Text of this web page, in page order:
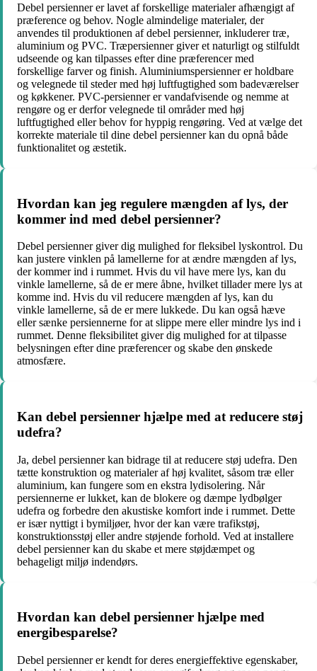
Debel persienner er lavet af forskellige materialer afhængigt af
præference og behov. Nogle almindelige materialer, der
anvendes til produktionen af debel persienner, inkluderer træ,
aluminium og PVC. Træpersienner giver et naturligt og stilfuldt
udseende og kan tilpasses efter dine præferencer med
forskellige farver og finish. Aluminiumspersienner er holdbare
og velegnede til steder med høj luftfugtighed som badeværelser
og køkkener. PVC-persienner er vandafvisende og nemme at
rengøre og er derfor velegnede til områder med høj
luftfugtighed eller behov for hyppig rengøring. Ved at vælge det
korrekte materiale til dine debel persienner kan du opnå både
funktionalitet og æstetik.
Hvordan kan jeg regulere mængden af lys, der
kommer ind med debel persienner?
Debel persienner giver dig mulighed for fleksibel lyskontrol. Du
kan justere vinklen på lamellerne for at ændre mængden af lys,
der kommer ind i rummet. Hvis du vil have mere lys, kan du
vinkle lamellerne, så de er mere åbne, hvilket tillader mere lys at
komme ind. Hvis du vil reducere mængden af lys, kan du
vinkle lamellerne, så de er mere lukkede. Du kan også hæve
eller sænke persiennerne for at slippe mere eller mindre lys ind i
rummet. Denne fleksibilitet giver dig mulighed for at tilpasse
belysningen efter dine præferencer og skabe den ønskede
atmosfære.
Kan debel persienner hjælpe med at reducere støj
udefra?
Ja, debel persienner kan bidrage til at reducere støj udefra. Den
tætte konstruktion og materialer af høj kvalitet, såsom træ eller
aluminium, kan fungere som en ekstra lydisolering. Når
persiennerne er lukket, kan de blokere og dæmpe lydbølger
udefra og forbedre den akustiske komfort inde i rummet. Dette
er især nyttigt i bymiljøer, hvor der kan være trafikstøj,
konstruktionsstøj eller andre støjende forhold. Ved at installere
debel persienner kan du skabe et mere støjdæmpet og
behageligt miljø indendørs.
Hvordan kan debel persienner hjælpe med
energibesparelse?
Debel persienner er kendt for deres energieffektive egenskaber,